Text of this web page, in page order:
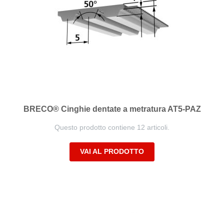
BRECO® Cinghie dentate a metratura AT5-PAZ
Questo prodotto contiene 12 articoli.
VAI AL PRODOTTO